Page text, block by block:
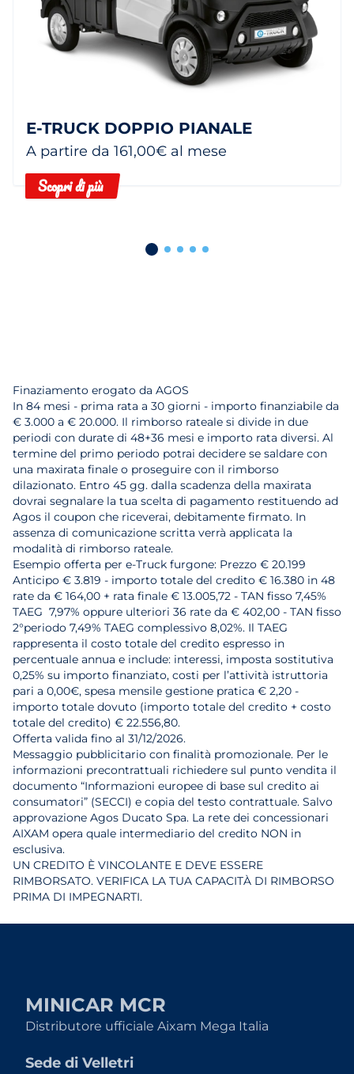
E-TRUCK DOPPIO PIANALE
A partire da 161,00€ al mese
Scopri di più
Finaziamento erogato da AGOS
In 84 mesi - prima rata a 30 giorni - importo finanziabile da
€ 3.000 a € 20.000. Il rimborso rateale si divide in due
periodi con durate di 48+36 mesi e importo rata diversi. Al
termine del primo periodo potrai decidere se saldare con
una maxirata finale o proseguire con il rimborso
dilazionato. Entro 45 gg. dalla scadenza della maxirata
dovrai segnalare la tua scelta di pagamento restituendo ad
Agos il coupon che riceverai, debitamente firmato. In
assenza di comunicazione scritta verrà applicata la
modalità di rimborso rateale.
Esempio offerta per e-Truck furgone: Prezzo € 20.199
Anticipo € 3.819 - importo totale del credito € 16.380 in 48
rate da € 164,00 + rata finale € 13.005,72 - TAN fisso 7,45%
TAEG 7,97% oppure ulteriori 36 rate da € 402,00 - TAN fisso
2°periodo 7,49% TAEG complessivo 8,02%. Il TAEG
rappresenta il costo totale del credito espresso in
percentuale annua e include: interessi, imposta sostitutiva
0,25% su importo finanziato, costi per l’attività istruttoria
pari a 0,00€, spesa mensile gestione pratica € 2,20 -
importo totale dovuto (importo totale del credito + costo
totale del credito) € 22.556,80.
Offerta valida fino al 31/12/2026.
Messaggio pubblicitario con finalità promozionale. Per le
informazioni precontrattuali richiedere sul punto vendita il
documento “Informazioni europee di base sul credito ai
consumatori” (SECCI) e copia del testo contrattuale. Salvo
approvazione Agos Ducato Spa. La rete dei concessionari
AIXAM opera quale intermediario del credito NON in
esclusiva.
UN CREDITO È VINCOLANTE E DEVE ESSERE
RIMBORSATO. VERIFICA LA TUA CAPACITÀ DI RIMBORSO
PRIMA DI IMPEGNARTI.
MINICAR MCR
Distributore ufficiale Aixam Mega Italia
Sede di Velletri